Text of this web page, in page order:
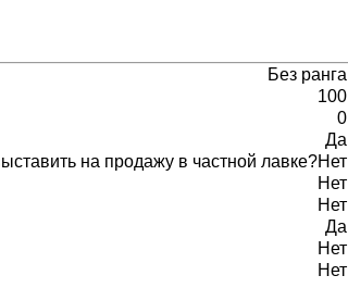
Без ранга
100
0
Да
на продажу в частной лавке?Нет
Нет
Нет
Да
Нет
Нет